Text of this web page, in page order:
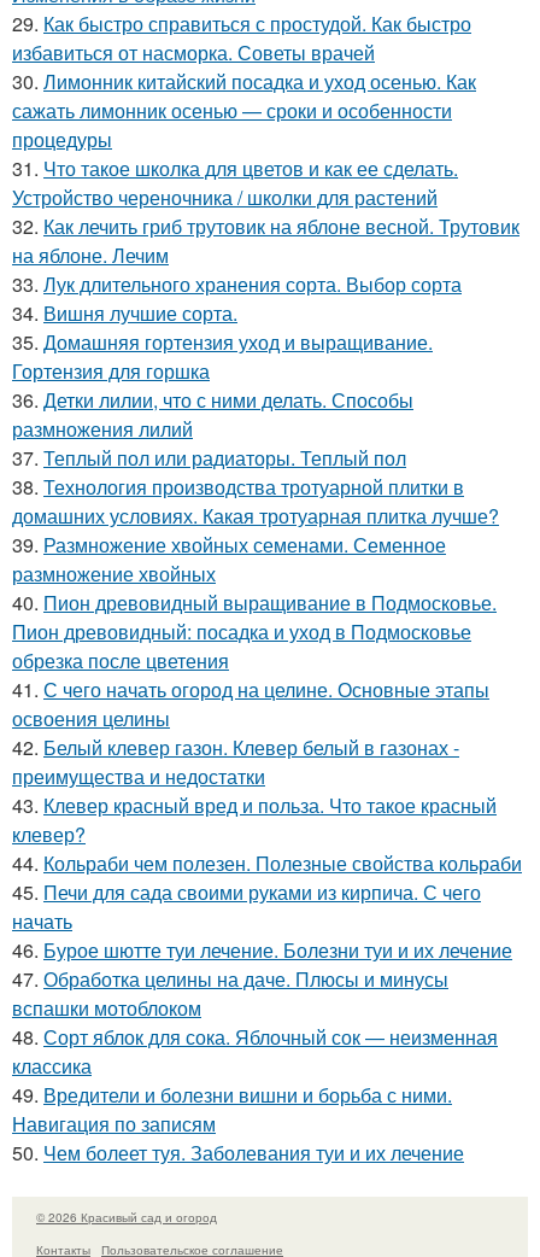
29. Как быстро справиться с простудой. Как быстро
избавиться от насморка. Советы врачей
30. Лимонник китайский посадка и уход осенью. Как
сажать лимонник осенью — сроки и особенности
процедуры
31. Что такое школка для цветов и как ее сделать.
Устройство череночника / школки для растений
32. Как лечить гриб трутовик на яблоне весной. Трутовик
на яблоне. Лечим
33. Лук длительного хранения сорта. Выбор сорта
34. Вишня лучшие сорта.
35. Домашняя гортензия уход и выращивание.
Гортензия для горшка
36. Детки лилии, что с ними делать. Способы
размножения лилий
37. Теплый пол или радиаторы. Теплый пол
38. Технология производства тротуарной плитки в
домашних условиях. Какая тротуарная плитка лучше?
39. Размножение хвойных семенами. Семенное
размножение хвойных
40. Пион древовидный выращивание в Подмосковье.
Пион древовидный: посадка и уход в Подмосковье
обрезка после цветения
41. С чего начать огород на целине. Основные этапы
освоения целины
42. Белый клевер газон. Клевер белый в газонах -
преимущества и недостатки
43. Клевер красный вред и польза. Что такое красный
клевер?
44. Кольраби чем полезен. Полезные свойства кольраби
45. Печи для сада своими руками из кирпича. С чего
начать
46. Бурое шютте туи лечение. Болезни туи и их лечение
47. Обработка целины на даче. Плюсы и минусы
вспашки мотоблоком
48. Сорт яблок для сока. Яблочный сок — неизменная
классика
49. Вредители и болезни вишни и борьба с ними.
Навигация по записям
50. Чем болеет туя. Заболевания туи и их лечение
© 2026 Красивый сад и огород
Контакты
Пользовательское соглашение